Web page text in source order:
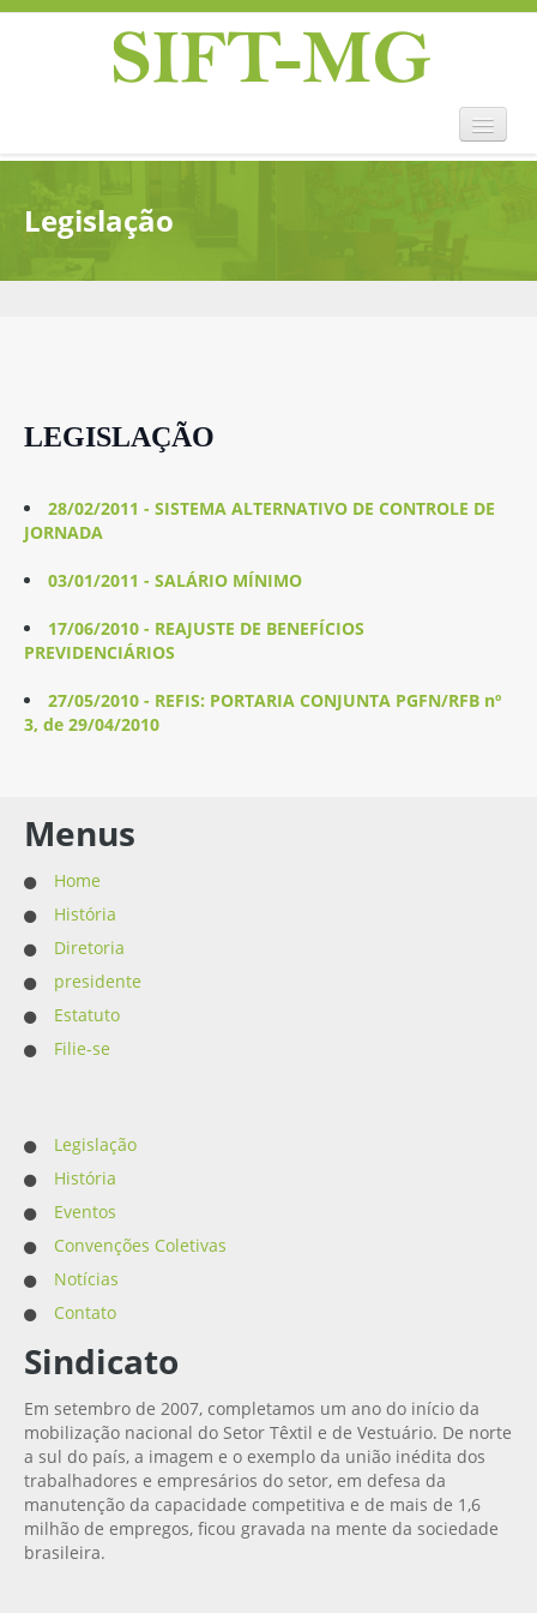
Sift-mg
Legislação
Contato
Legislação
LEGISLAÇÃO
28/02/2011 - SISTEMA ALTERNATIVO DE CONTROLE DE
JORNADA
03/01/2011 - SALÁRIO MÍNIMO
17/06/2010 - REAJUSTE DE BENEFÍCIOS
PREVIDENCIÁRIOS
27/05/2010 - REFIS: PORTARIA CONJUNTA PGFN/RFB nº
3, de 29/04/2010
Menus
Home
História
Diretoria
presidente
Estatuto
Filie-se
Legislação
História
Eventos
Convenções Coletivas
Notícias
Contato
Sindicato
Em setembro de 2007, completamos um ano do início da
mobilização nacional do Setor Têxtil e de Vestuário. De norte
a sul do país, a imagem e o exemplo da união inédita dos
trabalhadores e empresários do setor, em defesa da
manutenção da capacidade competitiva e de mais de 1,6
milhão de empregos, ficou gravada na mente da sociedade
brasileira.